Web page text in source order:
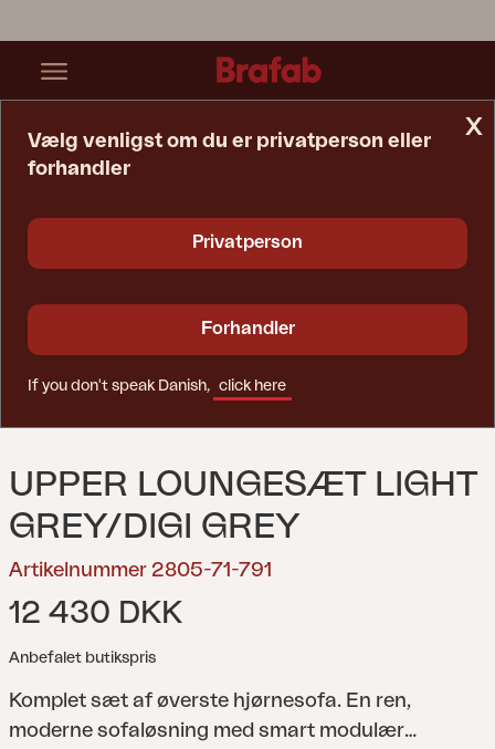
UPPER LOUNGESÆT LIGHT
GREY/DIGI GREY
Artikelnummer 2805-71-791
12 430 DKK
Anbefalet butikspris
Komplet sæt af øverste hjørnesofa. En ren,
moderne sofaløsning med smart modulær
x
Vælg venligst om du er privatperson eller
forhandler
Privatperson
Forhandler
If you don't speak Danish, click here